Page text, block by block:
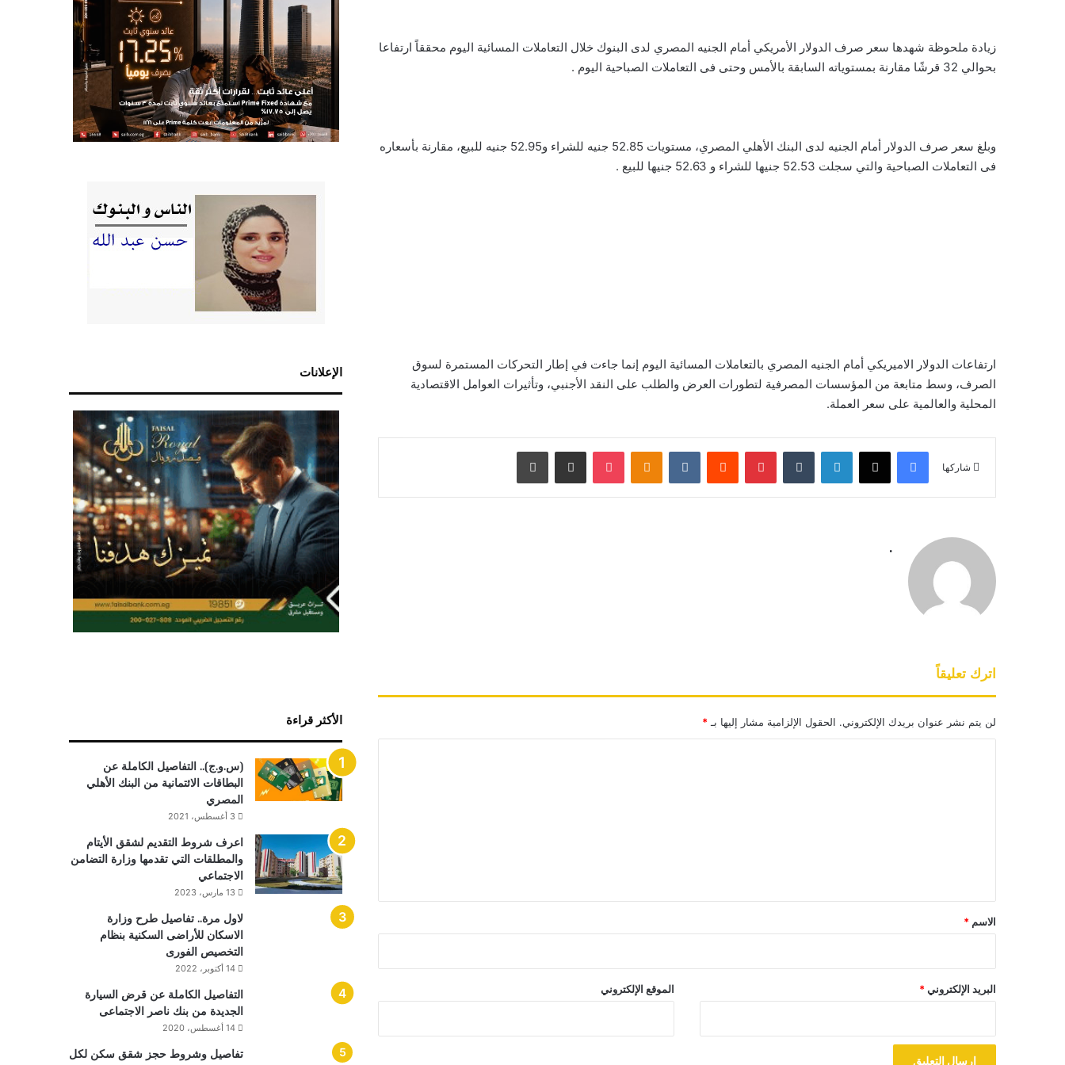
زيادة ملحوظة شهدها سعر صرف الدولار الأمريكي أمام الجنيه المصري لدى البنوك خلال التعاملات المسائية اليوم محققاً ارتفاعا
بحوالي 32 قرشًا مقارنة بمستوياته السابقة بالأمس وحتى فى التعاملات الصباحية اليوم .
وبلغ سعر صرف الدولار أمام الجنيه لدى البنك الأهلي المصري، مستويات 52.85 جنيه للشراء و52.95 جنيه للبيع، مقارنة بأسعاره
فى التعاملات الصباحية والتي سجلت 52.53 جنيها للشراء و 52.63 جنيها للبيع .
ارتفاعات الدولار الاميريكي أمام الجنيه المصري بالتعاملات المسائية اليوم إنما جاءت في إطار التحركات المستمرة لسوق
الصرف، وسط متابعة من المؤسسات المصرفية لتطورات العرض والطلب على النقد الأجنبي، وتأثيرات العوامل الاقتصادية
المحلية والعالمية على سعر العملة.
شاركها
فيسبوك ‫X لينكدإن بينتيريست Odnoklassniki
‫Pocket مشاركة عبر البريد طباعة
.
اترك تعليقاً
لن يتم نشر عنوان بريدك الإلكتروني. الحقول الإلزامية مشار إليها بـ *
*
الاسم *
البريد الإلكتروني * الموقع الإلكتروني
الإعلانات
الأكثر قراءة
(س.و.ج).. التفاصيل الكاملة عن
البطاقات الائتمانية من البنك الأهلي
المصري
3 أغسطس، 2021
اعرف شروط التقديم لشقق الأيتام
والمطلقات التي تقدمها وزارة التضامن
الاجتماعي
13 مارس، 2023
لاول مرة.. تفاصيل طرح وزارة
الاسكان للأراضى السكنية بنظام
التخصيص الفورى
14 أكتوبر، 2022
التفاصيل الكاملة عن قرض السيارة
الجديدة من بنك ناصر الاجتماعى
14 أغسطس، 2020
تفاصيل وشروط حجز شقق سكن لكل